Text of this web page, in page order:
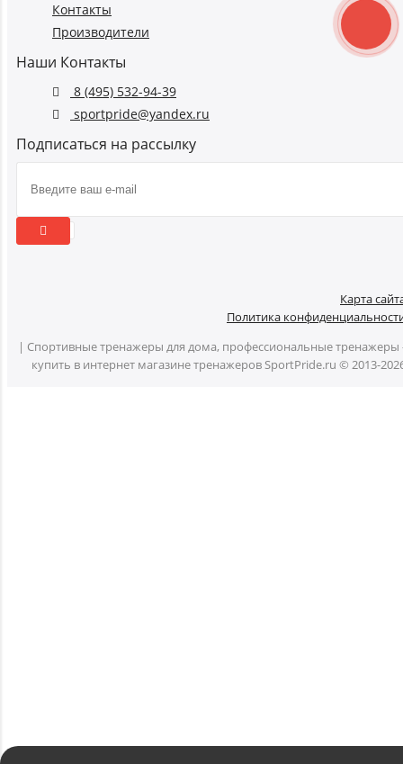
Контакты
Производители
Наши Контакты
8 (495) 532-94-39
sportpride@yandex.ru
Подписаться на рассылку
Карта
Политика
| Спортивные тренажеры для дома, профессиональные тренажеры
купить в интернет магазине тренажеров SportPride.ru © 2013-